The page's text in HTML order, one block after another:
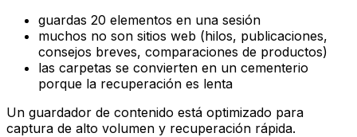
guardas 20 elementos en una sesión
muchos no son sitios web (hilos, publicaciones,
consejos breves, comparaciones de productos)
las carpetas se convierten en un cementerio
porque la recuperación es lenta
Un guardador de contenido está optimizado para
captura de alto volumen y recuperación rápida.